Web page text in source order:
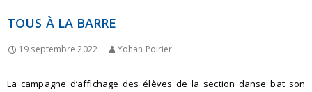
CONTENU
TOUS À LA BARRE
19 septembre 2022 Yohan Poirier
La campagne d’affichage des élèves de la section danse bat son